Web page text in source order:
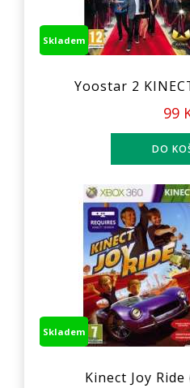
Skladem
Yoostar 2
99
Skladem
Kinect Joy